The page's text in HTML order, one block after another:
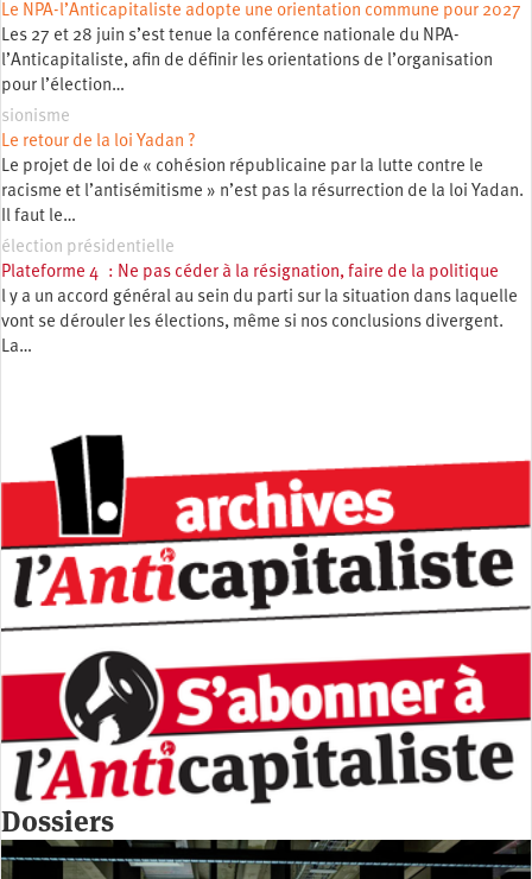
Le NPA-l’Anticapitaliste adopte une orientation commune pour 2027
Les 27 et 28 juin s’est tenue la conférence nationale du NPA-
l’Anticapitaliste, afin de définir les orientations de l’organisation
pour l’élection…
sionisme
Le retour de la loi Yadan ?
Le projet de loi de « cohésion républicaine par la lutte contre le
racisme et l’antisémitisme » n’est pas la résurrection de la loi Yadan.
Il faut le…
élection présidentielle
Plateforme 4 : Ne pas céder à la résignation, faire de la politique
l y a un accord général au sein du parti sur la situation dans laquelle
vont se dérouler les élections, même si nos conclusions divergent.
La…
Dossiers